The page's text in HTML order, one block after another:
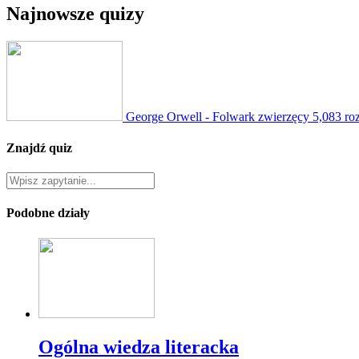
Najnowsze quizy
George Orwell - Folwark zwierzęcy 5,083
Znajdź quiz
Podobne działy
Ogólna wiedza literacka